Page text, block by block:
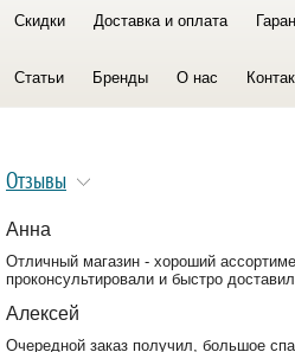
Скидки Доставка и оплата
Статьи Бренды О нас
Отзывы
Анна
Отличный магазин - хороший
проконсультировали и быстро
Алексей
Очередной заказ получил, большое